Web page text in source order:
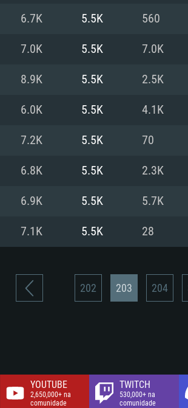
GB ou mais
Placa com DirectX 11
1060 ou superior,
Core i7 (Intel Xeon não
Radeon Vega II ou
de banda larga.
mais de 6 meses) /
RX 570) com os
de banda larga.
6.7K 5.5K 560
7.0K 5.5K 7.0K
8.9K 5.5K 2.5K
6.0K 5.5K 4.1K
7.2K 5.5K 70
6.8K 5.5K 2.3K
6.9K 5.5K 5.7K
7.1K 5.5K 28
202 203 204
YOUTUBE
2,650,000+ na
comunidade
TWITCH
530,000+ na
comunidade